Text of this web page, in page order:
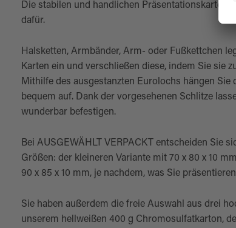
Die stabilen und handlichen Präsentationskarten
dafür.
Halsketten, Armbänder, Arm- oder Fußkettchen
Karten ein und verschließen diese, indem Sie sie
Mithilfe des ausgestanzten Eurolochs hängen Sie
bequem auf. Dank der vorgesehenen Schlitze
wunderbar befestigen.
Bei AUSGEWÄHLT VERPACKT entscheiden Sie
Größen: der kleineren Variante mit 70 x 80 x 10
90 x 85 x 10 mm, je nachdem, was Sie
Sie haben außerdem die freie Auswahl aus drei
unserem hellweißen 400 g Chromosulfatkarton,